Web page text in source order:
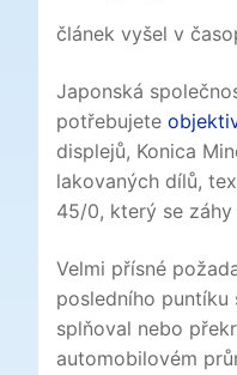
článek vyšel v
Japonská
potřebujete
displejů, Konica
lakovaných dílů,
45/0, který se
Velmi přísné
posledního
splňoval nebo
automobilovém